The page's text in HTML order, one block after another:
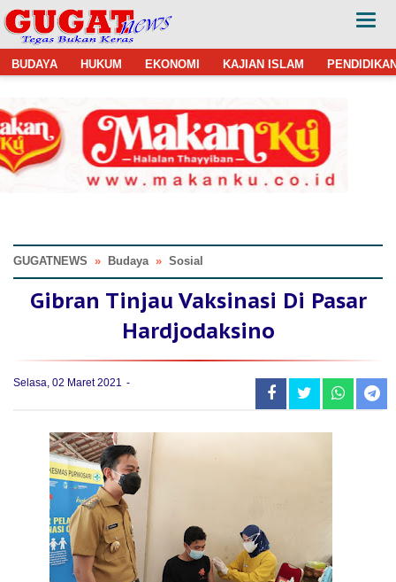
BUDAYA HUKUM EKONOMI KAJIAN ISLAM
GUGATNEWS » Budaya » Sosial
Gibran Tinjau Vaksinasi Di Pasar
Hardjodaksino
Selasa, 02 Maret 2021